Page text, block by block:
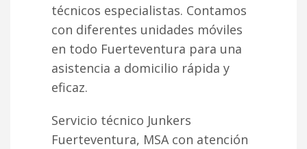
técnicos especialistas. Contamos
con diferentes unidades móviles
en todo Fuerteventura para una
asistencia a domicilio rápida y
eficaz.
Servicio técnico Junkers
Fuerteventura, MSA con atención